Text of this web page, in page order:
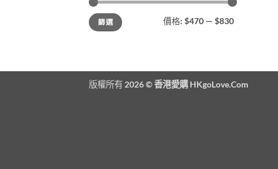
最
低
價
最
高
價
篩選 價格: $470 — $830
版權所有 2026 ©香港愛購 HKgoLove.Com